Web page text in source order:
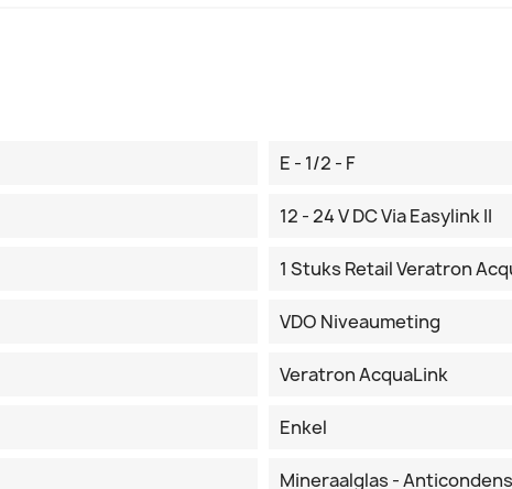
E - 1/2 - F
12 - 24 V DC Via Easylink II
1 Stuks Retail Veratron
VDO Niveaumeting
Veratron AcquaLink
Enkel
Mineraalglas - Anticondens